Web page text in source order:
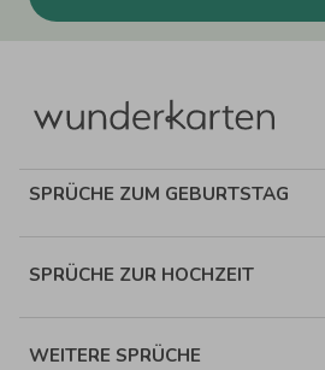
SPRÜCHE ZUM GEBURTSTAG
SPRÜCHE ZUR HOCHZEIT
WEITERE SPRÜCHE